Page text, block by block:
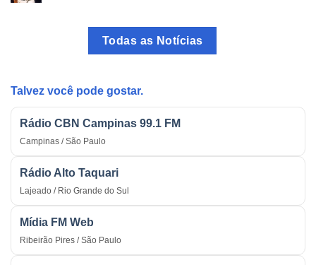
Tradicional
Arma
Estratégica
Todas as Notícias
Talvez você pode gostar.
Rádio CBN Campinas 99.1 FM
Campinas / São Paulo
Rádio Alto Taquari
Lajeado / Rio Grande do Sul
Mídia FM Web
Ribeirão Pires / São Paulo